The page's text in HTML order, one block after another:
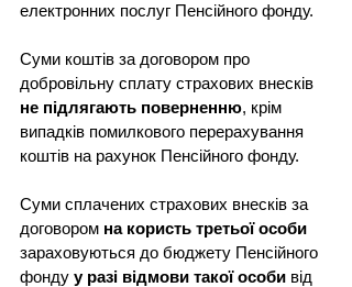
електронних послуг Пенсійного фонду.
Суми коштів за договором про
добровільну сплату страхових внесків
не підлягають поверненню, крім
випадків помилкового перерахування
коштів на рахунок Пенсійного фонду.
Суми сплачених страхових внесків за
договором на користь третьої особи
зараховуються до бюджету Пенсійного
фонду у разі відмови такої особи від